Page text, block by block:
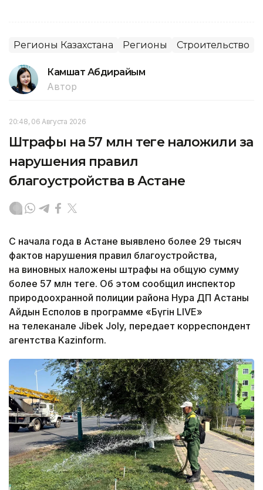
Регионы Казахстана Регионы Строительство
Камшат Абдирайым
Автор
20:48, 06 Августа 2026
Штрафы на 57 млн теңге наложили за
нарушения правил
благоустройства в Астане
С начала года в Астане выявлено более 29 тысяч
фактов нарушения правил благоустройства,
на виновных наложены штрафы на общую сумму
более 57 млн теңге. Об этом сообщил инспектор
природоохранной полиции района Нура ДП Астаны
Айдын Есполов в программе «Бүгін LIVE»
на телеканале Jibek Joly, передает корреспондент
агентства Kazinform.